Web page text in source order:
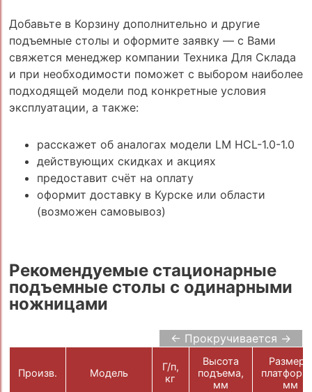
Добавьте в Корзину дополнительно и другие
подъемные столы и оформите заявку — с Вами
свяжется менеджер компании Техника Для Склада
и при необходимости поможет с выбором наиболее
подходящей модели под конкретные условия
эксплуатации, а также:
расскажет об аналогах модели LM HCL-1.0-1.0
действующих скидках и акциях
предоставит счёт на оплату
оформит доставку в Курске или области
(возможен самовывоз)
Рекомендуемые стационарные
подъемные столы с одинарными
ножницами
← Прокручивается →
Произв. Модель
Г/п,
кг
Высота
подъема,
мм
Размеры
мм